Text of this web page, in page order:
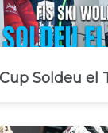
Soldeu el